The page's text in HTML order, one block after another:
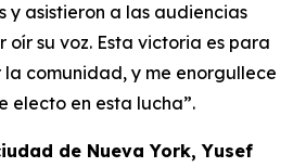
y asistieron a las audiencias
oír su voz. Esta victoria es para
comunidad, y me enorgullece
electo en esta lucha”.
de Nueva York, Yusef